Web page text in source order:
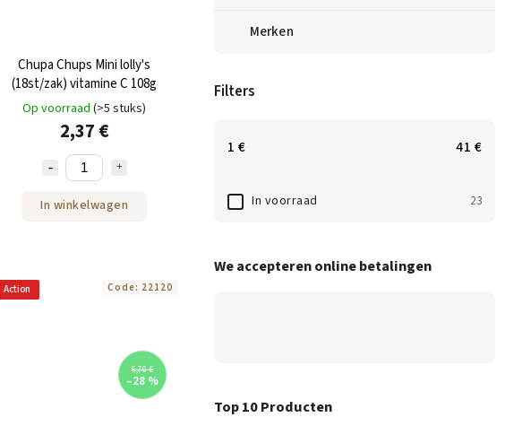
Merken
Filters
1 € 41 €
In voorraad 23
We accepteren online betalingen
Top 10 Producten
Chupa Chups Mini lolly's
(18st/zak) vitamine C 108g
Op voorraad (>5 stuks)
2,37 €
In winkelwagen
Action
6,70 €
–28 %
Code: 22120